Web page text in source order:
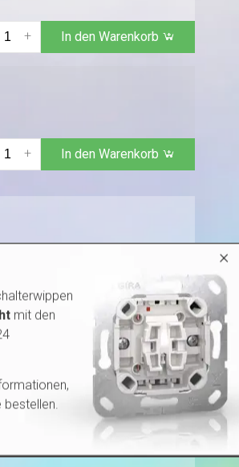
+ In den Warenkorb
+ In den Warenkorb
runden
Unterputzdose auch die
×
mit den